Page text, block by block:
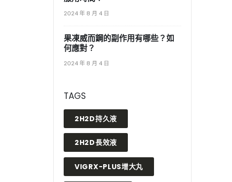
2024 年 8 月 4 日
果凍威而鋼的副作用有哪些？如
何應對？
2024 年 8 月 4 日
TAGS
2H2D持久液
2H2D長效液
VIGRX-PLUS增大丸